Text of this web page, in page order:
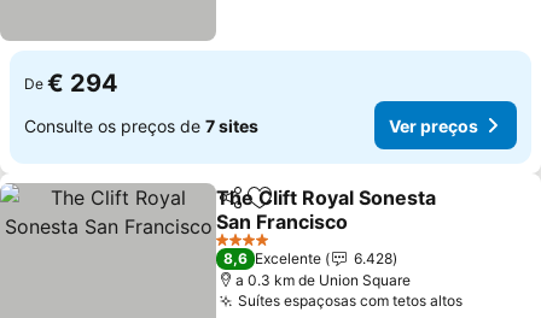
De € 294
Consulte os preços de 7 sites Ver preços
PartilharAdicionar aos favoritos
The Clift Royal Sonesta
San Francisco
Ver preços
4 Estrelas
8,6 Excelente
6.428
a 0.3 km de Union Square
Suítes espaçosas com tetos altosVer